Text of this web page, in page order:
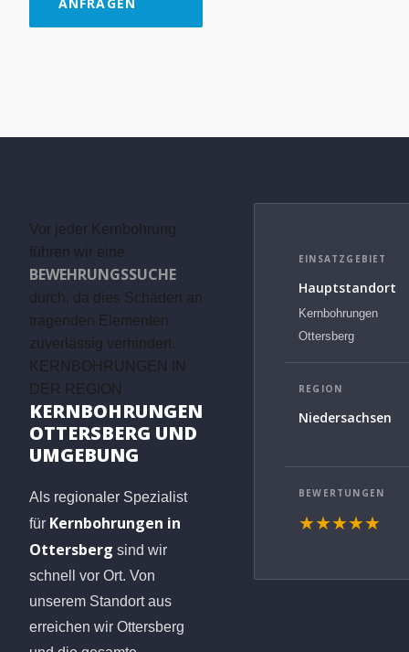
Vor jeder Kernbohrung
führen wir eine
BEWEHRUNGSSUCHE
durch, da dies Schäden an
tragenden Elementen
zuverlässig verhindert.
KERNBOHRUNGEN IN
DER REGION
KERNBOHRUNGEN
OTTERSBERG UND
UMGEBUNG
Als regionaler Spezialist
für Kernbohrungen in
Ottersberg sind wir
schnell vor Ort. Von
unserem Standort aus
erreichen wir Ottersberg
EINSATZGEBIET
Hauptstandort
Kernbohrungen
Ottersberg
REGION
Niedersachsen
BEWERTUNGEN
★★★★★